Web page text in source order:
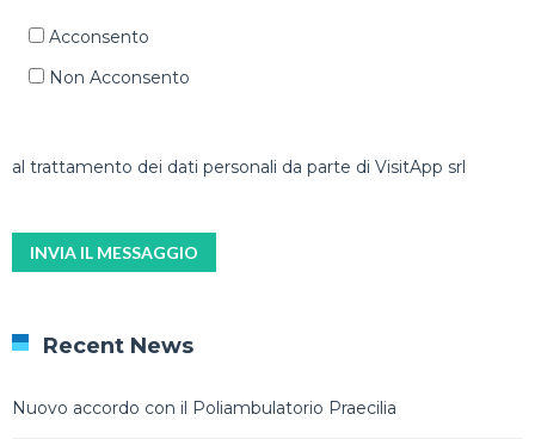
Acconsento
Non Acconsento
al trattamento dei dati personali da parte di VisitApp srl
Recent News
Nuovo accordo con il Poliambulatorio Praecilia